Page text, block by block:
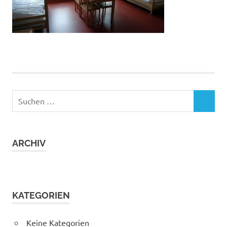
Suchen
ARCHIV
KATEGORIEN
Keine Kategorien